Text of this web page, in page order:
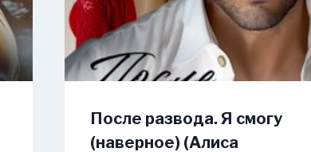
После развода. Я смогу
(наверное) (Алиса